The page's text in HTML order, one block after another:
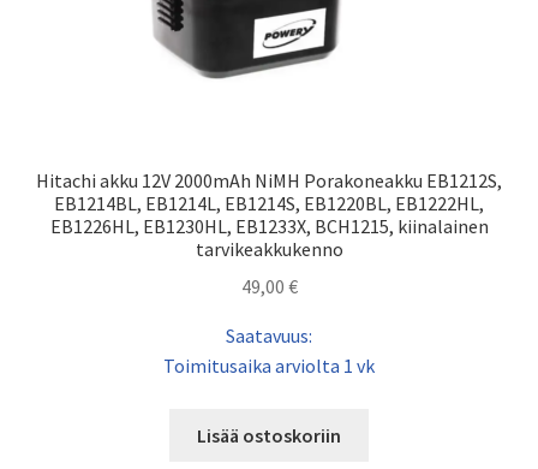
Hitachi akku 12V 2000mAh NiMH Porakoneakku EB1212S,
EB1214BL, EB1214L, EB1214S, EB1220BL, EB1222HL,
EB1226HL, EB1230HL, EB1233X, BCH1215, kiinalainen
tarvikeakkukenno
49,00 €
Saatavuus:
Toimitusaika arviolta 1 vk
Lisää ostoskoriin